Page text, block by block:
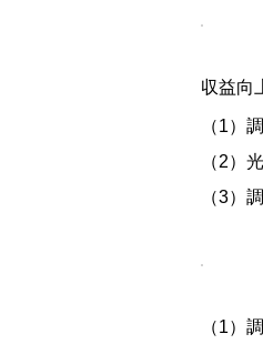
収益向
（1）
（2）
（3）
（1）